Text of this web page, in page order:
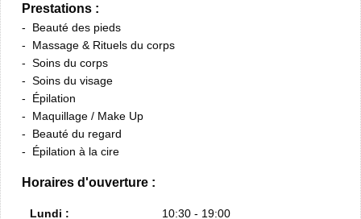
Prestations :
Beauté des pieds
Massage & Rituels du corps
Soins du corps
Soins du visage
Épilation
Maquillage / Make Up
Beauté du regard
Épilation à la cire
Horaires d'ouverture :
Lundi :
10:30 - 19:00